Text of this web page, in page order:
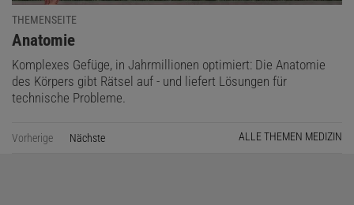
THEMENSEITE
:
Anatomie
Komplexes Gefüge, in Jahrmillionen optimiert: Die Anatomie
des Körpers gibt Rätsel auf - und liefert Lösungen für
technische Probleme.
Vorherige Nächste ALLE THEMEN MEDIZIN